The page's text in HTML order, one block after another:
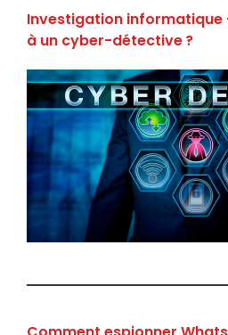
Investigation informatique
à un cyber-détective ?